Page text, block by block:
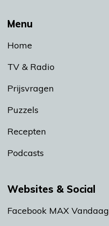
Menu
Home
TV & Radio
Prijsvragen
Puzzels
Recepten
Podcasts
Websites & Social
Facebook MAX Vandaag